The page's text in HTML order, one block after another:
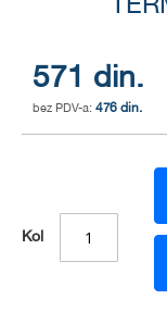
571 din.
476 din.
Kol
of
the
images
gallery